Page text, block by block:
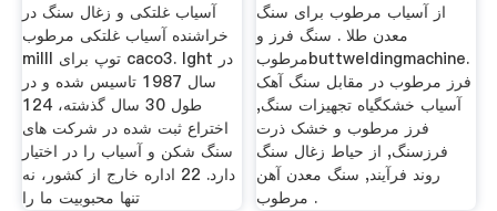
آسیاب غلتکی و زغال سنگ در
خراشنده آسیاب غلتکی مرطوب
milll توپ برای caco3. lght در
سال 1987 تاسیس شده و در
طول 30 سال گذشته، 124
اختراع ثبت شده در شركت های
سنگ شكن و آسیاب را در اختیار
دارد. 22 اداره خارج از کشور، نه
تنها محبوبیت ما را
از آسیاب مرطوب برای سنگ
معدن طلا . سنگ فرز و
مرطوبbuttweldingmachine.
فرز مرطوب در مقابل سنگ آهک
آسیاب خشکگیاه تجهیزات سنگ,
فرز مرطوب و خشک ذرت
فرزسنگ, از حیاط زغال سنگ
روند فرآیند, سنگ معدن آهن
مرطوب .